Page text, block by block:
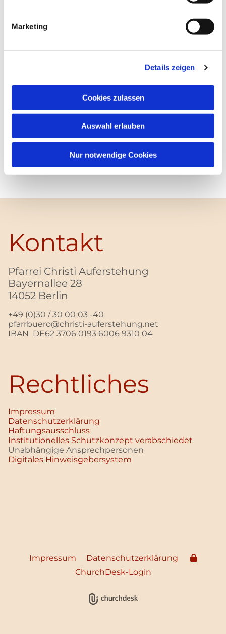
Marketing
Details zeigen
Cookies zulassen
Auswahl erlauben
Nur notwendige Cookies
Kontakt
Pfarrei Christi Auferstehung
Bayernallee 28
14052 Berlin
+49 (0)30 / 30 00 03 -40
pfarrbuero@christi-auferstehung.net
IBAN DE62 3706 0193 6006 9310 04
Rechtliches
Impressum
Datenschutz­erklärung
Haftungsausschluss
Institutionelles Schutzkonzept verabschiedet
Unabhängige Ansprechpersonen
Digitales Hinweisgebersystem
Impressum
Datenschutzerklärung
ChurchDesk-Login